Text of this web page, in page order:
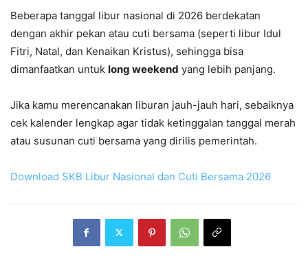
Beberapa tanggal libur nasional di 2026 berdekatan
dengan akhir pekan atau cuti bersama (seperti libur Idul
Fitri, Natal, dan Kenaikan Kristus), sehingga bisa
dimanfaatkan untuk long weekend yang lebih panjang.
Jika kamu merencanakan liburan jauh-jauh hari, sebaiknya
cek kalender lengkap agar tidak ketinggalan tanggal merah
atau susunan cuti bersama yang dirilis pemerintah.
Download SKB Libur Nasional dan Cuti Bersama 2026